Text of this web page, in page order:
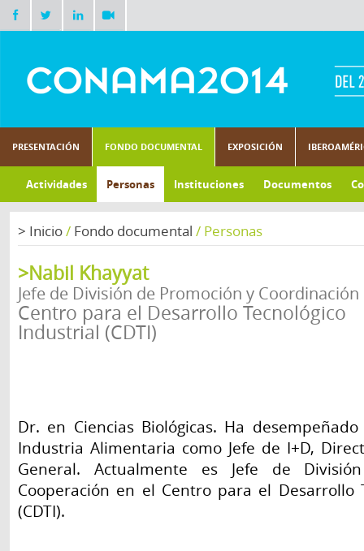
PRESENTACIÓN FONDO DOCUMENTAL EXPOSICIÓN
Actividades Personas Instituciones Documentos
> Inicio/ Fondo documental / Personas
>Nabil Khayyat
Jefe de División de Promoción y Coordinación
Centro para el Desarrollo Tecnológico
Industrial (CDTI)
Dr. en Ciencias Biológicas. Ha
Industria Alimentaria como Jefe de I+D,
General. Actualmente es Jefe de
Cooperación en el Centro para el Desarrollo
(CDTI).